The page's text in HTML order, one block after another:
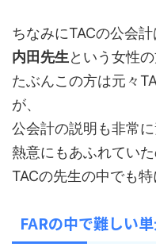
ちなみにTACの公会計
内田先生という女性
たぶんこの方は元々
が、
公会計の説明も非常に
熱意にもあふれていた
TACの先生の中でも
FARの中で難しい